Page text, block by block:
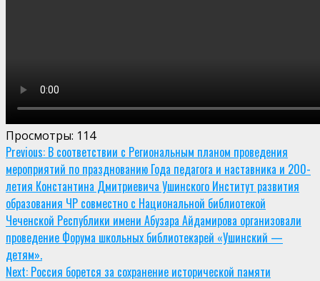
Просмотры: 114
Continue
Reading
Previous: В соответствии с Региональным планом проведения
мероприятий по празднованию Года педагога и наставника и 200-
летия Константина Дмитриевича Ушинского Институт развития
образования ЧР совместно с Национальной библиотекой
Чеченской Республики имени Абузара Айдамирова организовали
проведение Форума школьных библиотекарей «Ушинский —
детям».
Next: Россия борется за сохранение исторической памяти